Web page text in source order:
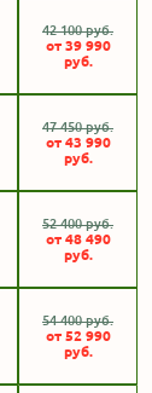
42 100руб.
от 39 990
руб.
47 450руб.
от 43 990
руб.
52 400руб.
от 48 490
руб.
54 400руб.
от 52 990
руб.